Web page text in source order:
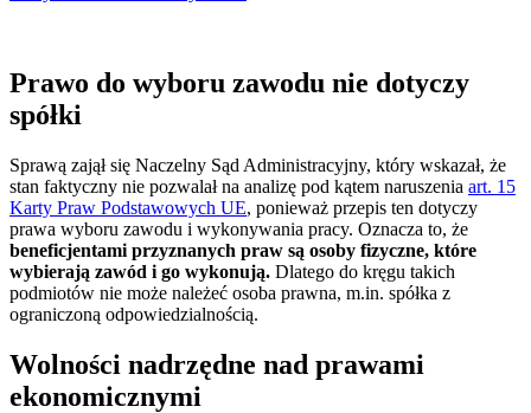
Prawo do wyboru zawodu nie dotyczy
spółki
Sprawą zajął się Naczelny Sąd Administracyjny, który wskazał, że
stan faktyczny nie pozwalał na analizę pod kątem naruszenia art. 15
Karty Praw Podstawowych UE, ponieważ przepis ten dotyczy
prawa wyboru zawodu i wykonywania pracy. Oznacza to, że
beneficjentami przyznanych praw są osoby fizyczne, które
wybierają zawód i go wykonują. Dlatego do kręgu takich
podmiotów nie może należeć osoba prawna, m.in. spółka z
ograniczoną odpowiedzialnością.
Wolności nadrzędne nad prawami
ekonomicznymi